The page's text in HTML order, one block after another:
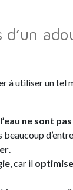
à utiliser un tel
ne sont
beaucoup
.
, car il